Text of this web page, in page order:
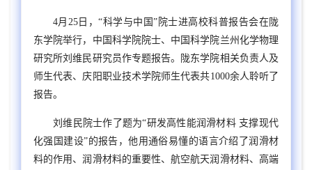
4月 25日，“科学与中国”院士进高校科普报告会在陇
东学院举行，中国科学院院士、中国科学院兰州化学物理
研究所刘维民研究员作专题报告。陇东学院相关负责人及
师生代表、庆阳职业技术学院师生代表共1000余人聆听了
报告。
刘维民院士作了题为“研发高性能润滑材料 支撑现代
化强国建设”的报告，他用通俗易懂的语言介绍了润滑材
料的作用、润滑材料的重要性、航空航天润滑材料、高端